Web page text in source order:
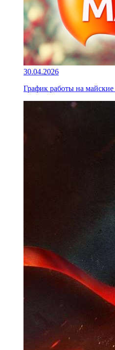
30.04.2026
График работы на майские